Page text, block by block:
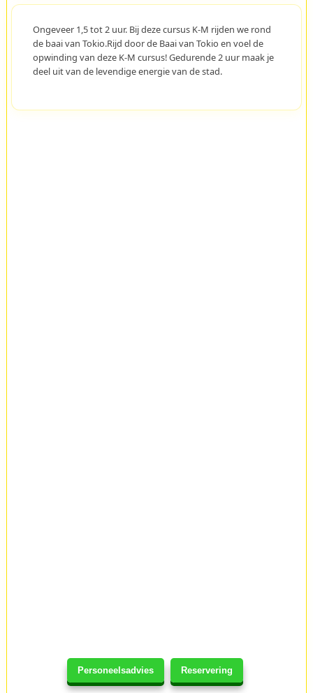
Personeelsadvies Reservering
Ongeveer 1,5 tot 2 uur. Bij deze cursus K-M rijden we rond
de baai van Tokio.Rijd door de Baai van Tokio en voel de
opwinding van deze K-M cursus! Gedurende 2 uur maak je
deel uit van de levendige energie van de stad.